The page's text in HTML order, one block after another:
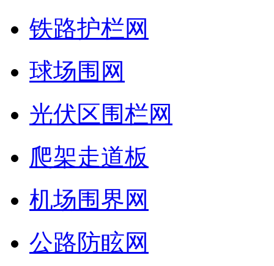
铁路护栏网
球场围网
光伏区围栏网
爬架走道板
机场围界网
公路防眩网